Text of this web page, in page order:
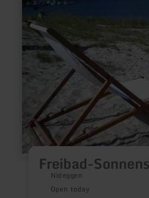
Freibad-
Nideggen
Open today